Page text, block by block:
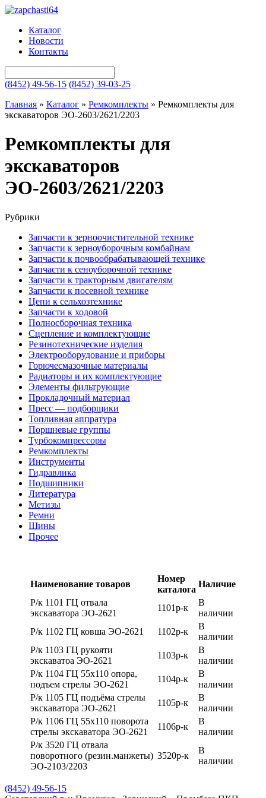
Каталог
Новости
Контакты
(8452) 49-56-15 (8452) 39-03-25
Главная » Каталог » Ремкомплекты » Ремкомплекты для
экскаваторов ЭО-2603/2621/2203
Ремкомплекты для
экскаваторов
ЭО-2603/2621/2203
Рубрики
Запчасти к зерноочистительной технике
Запчасти к зерноуборочным комбайнам
Запчасти к почвообрабатывающей технике
Запчасти к сеноуборочной технике
Запчасти к тракторным двигателям
Запчасти к посевной технике
Цепи к сельхозтехнике
Запчасти к ходовой
Полносборочная техника
Сцепление и комплектующие
Резинотехнические изделия
Электрооборудование и приборы
Горючесмазочные материалы
Радиаторы и их комплектующие
Элементы фильтрующие
Прокладочный материал
Пресс — подборщики
Топливная аппратура
Поршневые группы
Турбокомпрессоры
Ремкомплекты
Инструменты
Гидравлика
Подшипники
Литература
Метизы
Ремни
Шины
Прочее
Наименование товаров
Номер
каталога
Наличие
Р/к 1101 ГЦ отвала
экскаватора ЭО-2621
1101р-к
В
наличии
Р/к 1102 ГЦ ковша ЭО-2621
1102р-к
В
наличии
Р/к 1103 ГЦ рукояти
экскаватоа ЭО-2621
1103р-к
В
наличии
Р/к 1104 ГЦ 55х110 опора,
подъем стрелы ЭО-2621
1104р-к
В
наличии
Р/к 1105 ГЦ подъёма стрелы
экскаватора ЭО-2621
1105р-к
В
наличии
Р/к 1106 ГЦ 55х110 поворота
стрелы экскаватора ЭО-2621
1106р-к
В
наличии
Р/к 3520 ГЦ отвала
поворотного (резин.манжеты)
ЭО-2103/2203
3520р-к
В
наличии
(8452) 49-56-15